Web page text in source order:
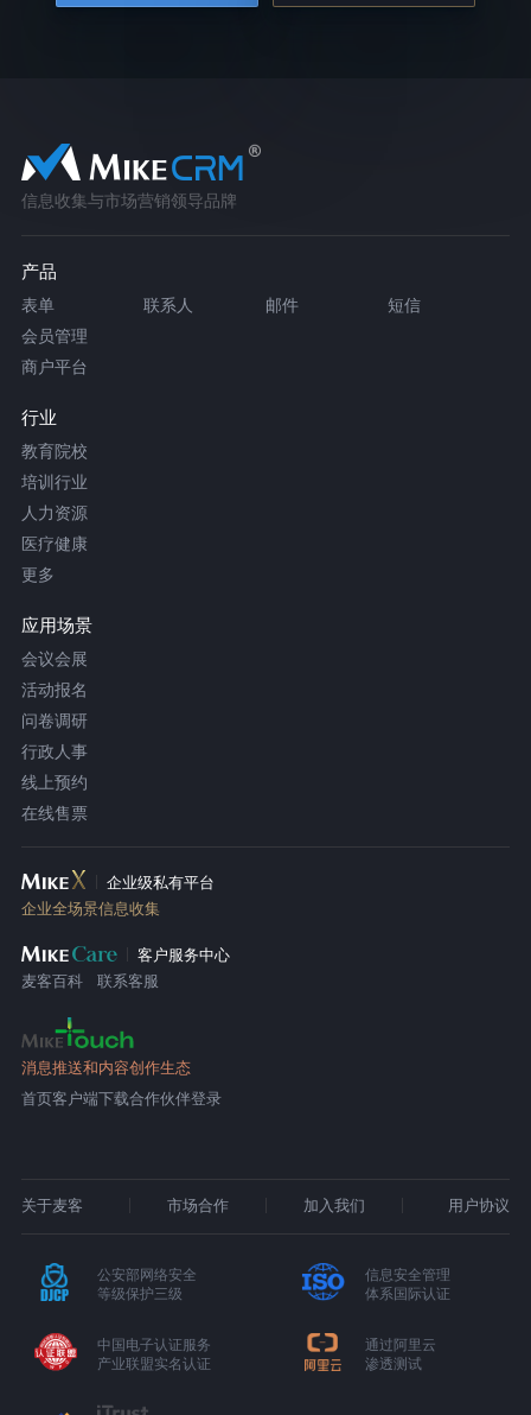
信息收集与市场营销领导品牌
产品
表单 联系人 邮件
短信
会员管理
商户平台
行业
教育院校
培训行业
人力资源
医疗健康
更多
应用场景
会议会展
活动报名
问卷调研
行政人事
线上预约
在线售票
企业级私有平台
企业全场景信息收集
客户服务中心
麦客百科
联系客服
消息推送和内容创作生态
首页客户端下载合作伙伴登录
关于麦客 市场合作 加入我们 用户协议
公安部网络安全
等级保护三级
信息安全管理
体系国际认证
中国电子认证服务
产业联盟实名认证
通过阿里云
渗透测试